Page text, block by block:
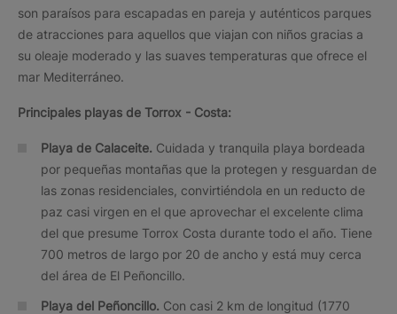
son paraísos para escapadas en pareja y auténticos parques
de atracciones para aquellos que viajan con niños gracias a
su oleaje moderado y las suaves temperaturas que ofrece el
mar Mediterráneo.
Principales playas de Torrox - Costa:
Playa de Calaceite. Cuidada y tranquila playa bordeada
por pequeñas montañas que la protegen y resguardan de
las zonas residenciales, convirtiéndola en un reducto de
paz casi virgen en el que aprovechar el excelente clima
del que presume Torrox Costa durante todo el año. Tiene
700 metros de largo por 20 de ancho y está muy cerca
del área de El Peñoncillo.
Playa del Peñoncillo. Con casi 2 km de longitud (1770